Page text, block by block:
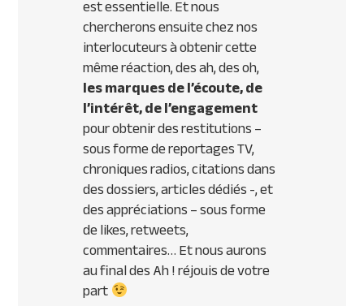
est essentielle. Et nous
chercherons ensuite chez nos
interlocuteurs à obtenir cette
même réaction, des ah, des oh,
les marques de l’écoute, de
l’intérêt, de l’engagement
pour obtenir des restitutions –
sous forme de reportages TV,
chroniques radios, citations dans
des dossiers, articles dédiés -, et
des appréciations – sous forme
de likes, retweets,
commentaires… Et nous aurons
au final des Ah ! réjouis de votre
part